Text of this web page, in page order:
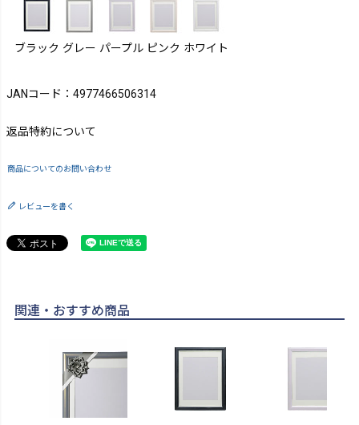
ブラック グレー パープル ピンク ホワイト
JANコード：4977466506314
返品特約について
商品についてのお問い合わせ
レビューを書く
関連・おすすめ商品